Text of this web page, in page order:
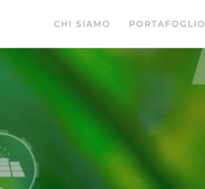
CHI SIAMO PORTAFOGLIO